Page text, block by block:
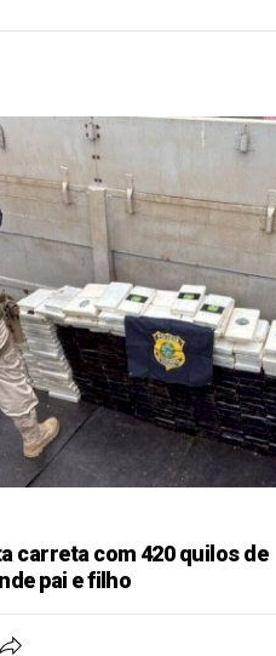
carreta com 420 quilos de
pai e filho